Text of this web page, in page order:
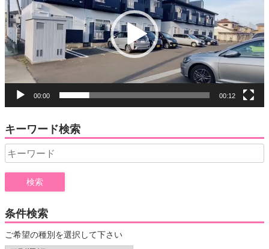
レ
ー
ヤ
ー
00:00 00:12
キーワード検索
Search
for:
条件検索
ご希望の種別を選択して下さい